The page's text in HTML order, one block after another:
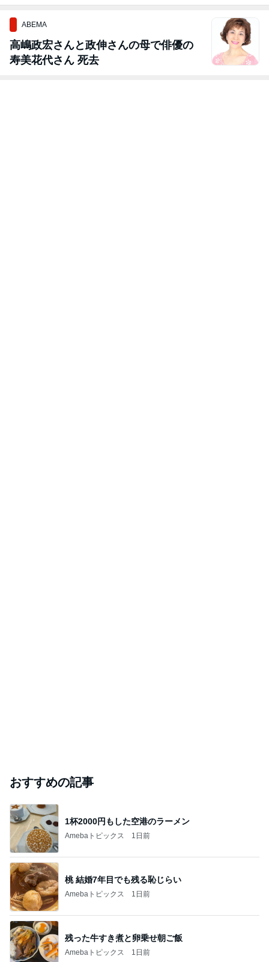
ABEMA
高嶋政宏さんと政伸さんの母で俳優の
寿美花代さん 死去
おすすめの記事
1杯2000円もした空港のラーメン
Amebaトピックス 1日前
桃 結婚7年目でも残る恥じらい
Amebaトピックス 1日前
残った牛すき煮と卵乗せ朝ご飯
Amebaトピックス 1日前